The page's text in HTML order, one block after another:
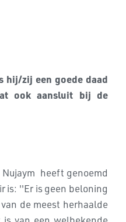
hij/zij een goede daad
ook aansluit bij de
heeft genoemd
is: ''Er is geen beloning
de meest herhaalde